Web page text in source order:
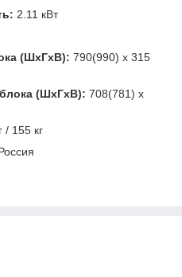
2.11 кВт
(ШхГхВ): 790(990) х 315
(ШхГхВ): 708(781) х
/ 155 кг